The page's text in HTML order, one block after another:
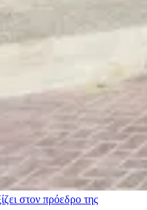
στον πρόεδρο της